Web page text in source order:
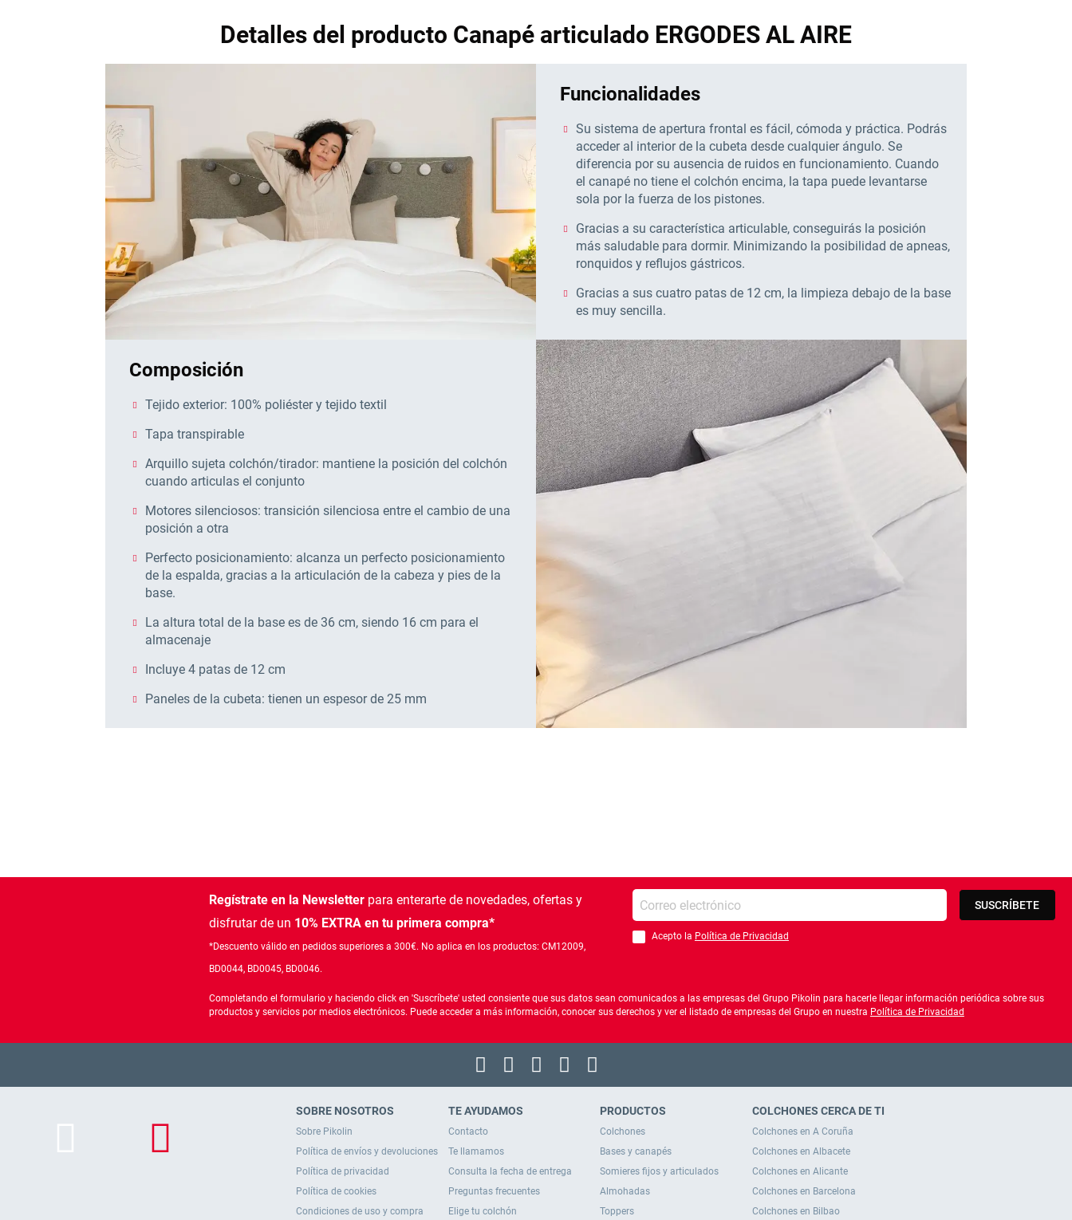
Detalles del producto Canapé articulado ERGODES AL AIRE
Funcionalidades
Su sistema de apertura frontal es fácil, cómoda y práctica. Podrás
acceder al interior de la cubeta desde cualquier ángulo. Se
diferencia por su ausencia de ruidos en funcionamiento. Cuando
el canapé no tiene el colchón encima, la tapa puede levantarse
sola por la fuerza de los pistones.
Gracias a su característica articulable, conseguirás la posición
más saludable para dormir. Minimizando la posibilidad de apneas,
ronquidos y reflujos gástricos.
Gracias a sus cuatro patas de 12 cm, la limpieza debajo de la base
es muy sencilla.
Composición
Tejido exterior: 100% poliéster y tejido textil
Tapa transpirable
Arquillo sujeta colchón/tirador: mantiene la posición del colchón
cuando articulas el conjunto
Motores silenciosos: transición silenciosa entre el cambio de una
posición a otra
Perfecto posicionamiento: alcanza un perfecto posicionamiento
de la espalda, gracias a la articulación de la cabeza y pies de la
base.
La altura total de la base es de 36 cm, siendo 16 cm para el
almacenaje
Incluye 4 patas de 12 cm
Paneles de la cubeta: tienen un espesor de 25 mm
Regístrate en la Newsletterpara enterarte de novedades, ofertas y
disfrutar de un 10% EXTRA en tu primera compra*
*Descuento válido en pedidos superiores a 300€. No aplica en los productos: CM12009,
BD0044, BD0045, BD0046.
Introduce tu e-mail
Debes aceptar la política de privacidad
Acepto la Política de Privacidad
SUSCRÍBETE
Completando el formulario y haciendo click en 'Suscríbete' usted consiente que sus datos sean comunicados a las empresas del Grupo Pikolin para hacerle llegar información periódica sobre sus
productos y servicios por medios electrónicos. Puede acceder a más información, conocer sus derechos y ver el listado de empresas del Grupo en nuestra Política de Privacidad
SOBRE NOSOTROS
Sobre Pikolin
Política de envíos y devoluciones
Política de privacidad
Política de cookies
Condiciones de uso y compra
TE AYUDAMOS
Contacto
Te llamamos
Consulta la fecha de entrega
Preguntas frecuentes
Elige tu colchón
PRODUCTOS
Colchones
Bases y canapés
Somieres fijos y articulados
Almohadas
Toppers
COLCHONES CERCA DE TI
Colchones en A Coruña
Colchones en Albacete
Colchones en Alicante
Colchones en Barcelona
Colchones en Bilbao